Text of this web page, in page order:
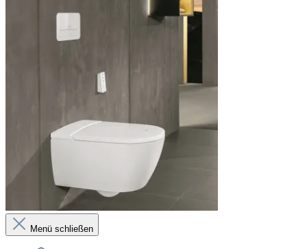
Menü schließen